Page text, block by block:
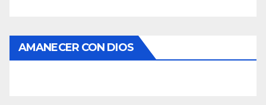
AMANECER CON DIOS